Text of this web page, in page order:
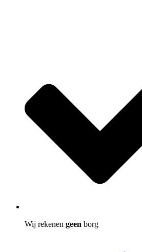
Wij rekenen geen borg